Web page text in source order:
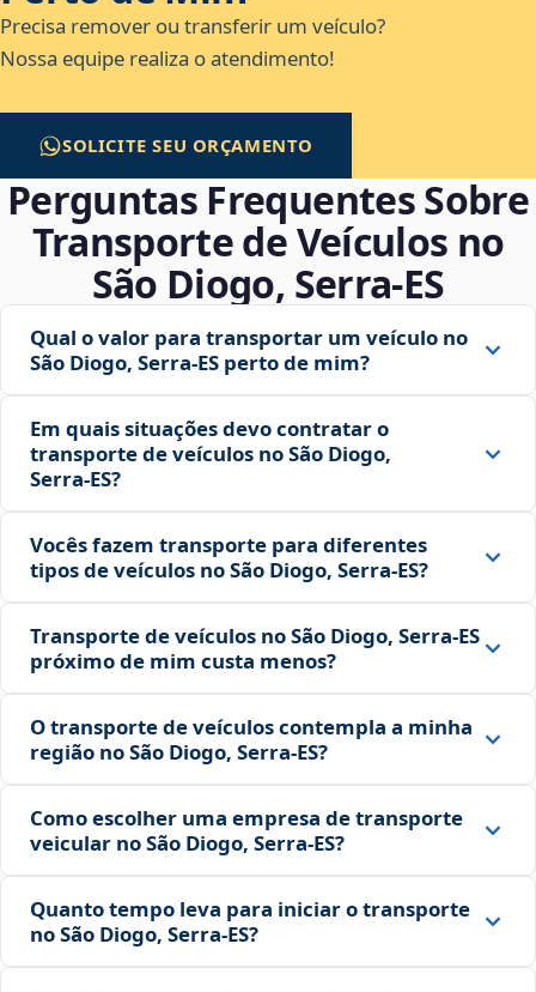
Precisa remover ou transferir um veículo?
Nossa equipe realiza o atendimento!
SOLICITE SEU ORÇAMENTO
Perguntas Frequentes Sobre
Transporte de Veículos no
São Diogo, Serra‑ES
Qual o valor para transportar um veículo no
São Diogo, Serra‑ES perto de mim?
Em quais situações devo contratar o
transporte de veículos no São Diogo,
Serra‑ES?
Vocês fazem transporte para diferentes
tipos de veículos no São Diogo, Serra‑ES?
Transporte de veículos no São Diogo, Serra‑ES
próximo de mim custa menos?
O transporte de veículos contempla a minha
região no São Diogo, Serra‑ES?
Como escolher uma empresa de transporte
veicular no São Diogo, Serra‑ES?
Quanto tempo leva para iniciar o transporte
no São Diogo, Serra‑ES?